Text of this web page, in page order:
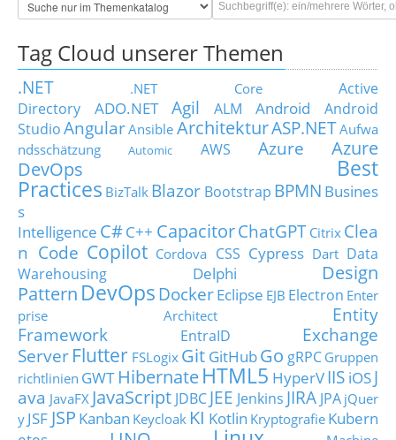
Tag Cloud unserer Themen
.NET .NET Core
Active
Directory
ADO.NET Agil ALM Android
Android
StudioAngularAnsible ArchitekturASP.NETAufwa
ndsschätzung
Automic AWS Azure
Azure
DevOps
Best
Practices BizTalk Blazor Bootstrap BPMN Busines
s
Intelligence C#C++ CapacitorChatGPT Citrix Clea
n Code Copilot Cordova CSS Cypress Dart Data
Warehousing
Delphi
Design
Pattern DevOps DockerEclipse EJB Electron Enter
prise Architect
Entity
Framework
EntraID
Exchange
Server Flutter FSLogix Git GitHubGo gRPC Gruppen
richtlinien GWT HibernateHTML5 HyperVIIS iOSJ
ava JavaFX JavaScript JDBC JEE Jenkins JIRA JPA jQuer
y JSF JSP Kanban Keycloak KI Kotlin Kryptografie Kubern